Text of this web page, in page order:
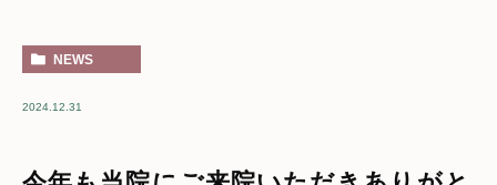
NEWS
2024.12.31